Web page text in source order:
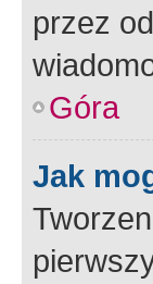
przez
Góra
Jak